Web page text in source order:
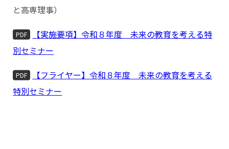
と高専理事）
PDF
【実施要項】令和８年度 未来の教育を考える特
別セミナー
PDF
【フライヤー】令和８年度 未来の教育を考える
特別セミナー